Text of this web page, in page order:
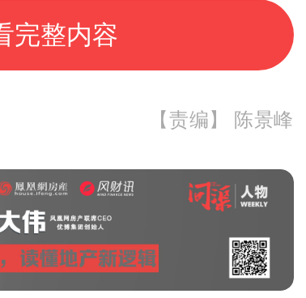
城中国（3900.HK）
项目），总合同销售
。其中，销售额位列
，中指院/亿翰全口径
完整内容
【责编】 陈景峰